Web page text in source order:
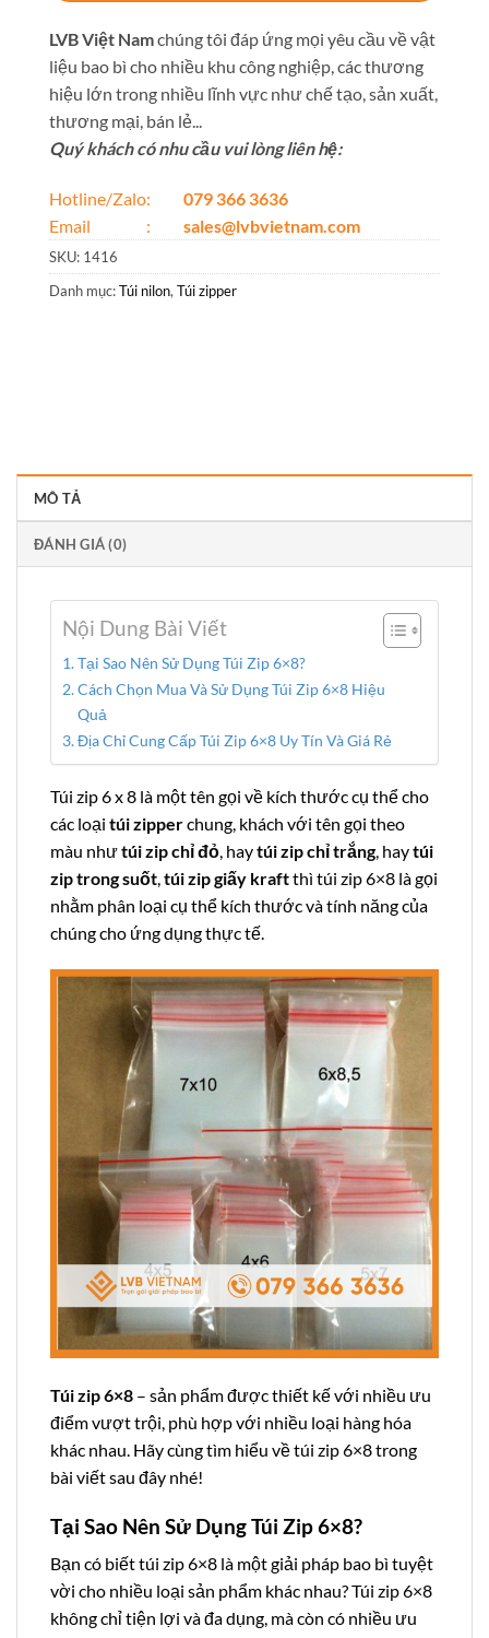
LVB Việt Namchúng tôi đáp ứng mọi yêu cầu về vật
liệu bao bì cho nhiều khu công nghiệp, các thương
hiệu lớn trong nhiều lĩnh vực như chế tạo, sản xuất,
thương mại, bán lẻ...
Quý khách có nhu cầu vui lòng liên hệ:
Hotline/Zalo:
079 366 3636
Email :
sales@lvbvietnam.com
SKU: 1416
Danh mục:Túi nilon, Túi zipper
MÔ TẢ
ĐÁNH GIÁ (0)
Nội Dung Bài Viết
Tại Sao Nên Sử Dụng Túi Zip 6×8?
Cách Chọn Mua Và Sử Dụng Túi Zip 6×8 Hiệu
Quả
Địa Chỉ Cung Cấp Túi Zip 6×8 Uy Tín Và Giá Rẻ
Túi zip 6 x 8 là một tên gọi về kích thước cụ thể cho
các loại túi zipperchung, khách với tên gọi theo
màu nhưtúi zip chỉđỏ, haytúi zip chỉ trắng, haytúi
zip trong suốt,túi zip giấy kraftthì túi zip 6×8 là gọi
nhằm phân loại cụ thể kích thước và tính năng của
chúng cho ứng dụng thực tế.
Túi zip 6×8 – sản phẩm được thiết kế với nhiều ưu
điểm vượt trội, phù hợp với nhiều loại hàng hóa
khác nhau. Hãy cùng tìm hiểu về túi zip 6×8 trong
bài viết sau đây nhé!
Tại Sao Nên Sử Dụng Túi Zip 6×8?
Bạn có biết túi zip 6×8 là một giải pháp bao bì tuyệt
vời cho nhiều loại sản phẩm khác nhau? Túi zip 6×8
không chỉ tiện lợi và đa dụng, mà còn có nhiều ưu